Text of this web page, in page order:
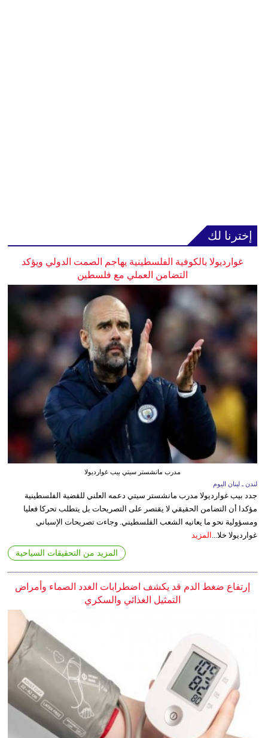
إخترنا لك
غوارديولا بالكوفية الفلسطينية يهاجم الصمت الدولي ويؤكد
التضامن العملي مع فلسطين
مدرب مانشستر سيتي بيب غوارديولا
لندن ـ لبنان اليوم
جدد بيب غوارديولا مدرب مانشستر سيتي دعمه العلني للقضية الفلسطينية
مؤكدا أن التضامن الحقيقي لا يقتصر على التصريحات بل يتطلب تحركا فعليا
ومسؤولية نحو ما يعانيه الشعب الفلسطيني. وجاءت تصريحات الإسباني
غوارديولا خلا... المزيد
المزيد من التحقيقات السياحية
إرتفاع ضغط الدم قد يكشف اضطرابات الغدد الصماء وأمراض
التمثيل الغذائي والسكري